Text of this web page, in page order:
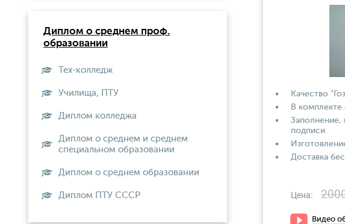
Качество
В комплекте
Заполнение,
подписи
Доставка
Цена:
Видео
Диплом о среднем проф.
образовании
Тех-колледж
Училища, ПТУ
Диплом колледжа
Диплом о среднем и среднем
специальном образовании
Диплом о среднем образовании
Диплом ПТУ СССР